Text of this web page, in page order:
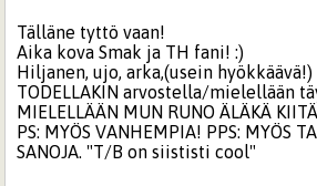
Tälläne tyttö vaan!
Aika kova Smak ja TH fani! :)
Hiljanen, ujo, arka,(usein hyökkäävä!)
TODELLAKIN arvostella/mielellään
MIELELLÄÄN MUN RUNO ÄLÄKÄ
PS: MYÖS VANHEMPIA! PPS: MYÖS
SANOJA. "T/B on siististi cool"